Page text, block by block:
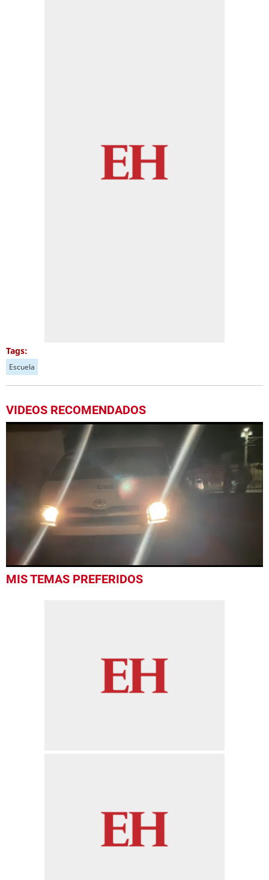
Tags:
Escuela
VIDEOS RECOMENDADOS
seconds
MIS TEMAS PREFERIDOS